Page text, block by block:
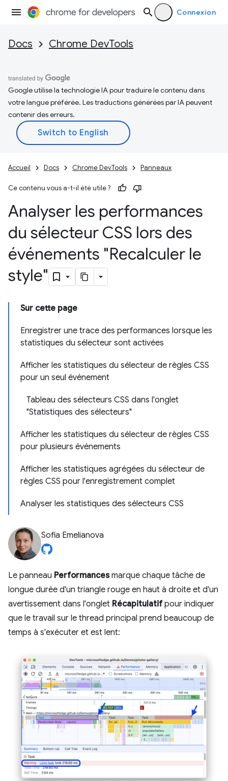
Connexion
Docs Chrome DevTools
Google utilise la technologie IA pour traduire le contenu dans
votre langue préférée. Les traductions générées par IA peuvent
contenir des erreurs.
Accueil Docs Chrome DevTools Panneaux
Ce contenu vous a-t-il été utile ?
Analyser les performances
du sélecteur CSS lors des
événements "Recalculer le
style"
Sur cette page
Enregistrer une trace des performances lorsque les
statistiques du sélecteur sont activées
Afficher les statistiques du sélecteur de règles CSS
pour un seul événement
Tableau des sélecteurs CSS dans l'onglet
"Statistiques des sélecteurs"
Afficher les statistiques du sélecteur de règles CSS
pour plusieurs événements
Afficher les statistiques agrégées du sélecteur de
règles CSS pour l'enregistrement complet
Analyser les statistiques des sélecteurs CSS
Sofia Emelianova
Le panneau Performancesmarque chaque tâche de
longue durée d'un triangle rouge en haut à droite et d'un
avertissement dans l'onglet Récapitulatifpour indiquer
que le travail sur le thread principal prend beaucoup de
temps à s'exécuter et est lent: